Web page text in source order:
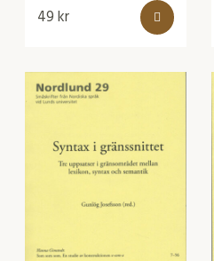
49kr